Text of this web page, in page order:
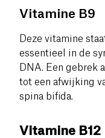
Vitamine B9
Deze vitamine
essentieel in de
DNA. Een gebrek
tot een afwijking
spina bifida.
Vitamine B12